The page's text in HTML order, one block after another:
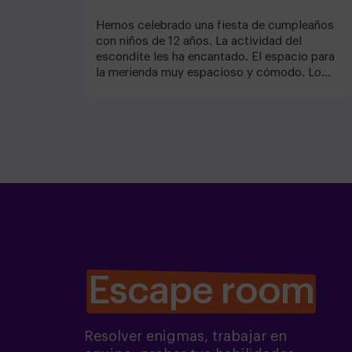
Hemos celebrado una fiesta de cumpleaños
con niños de 12 años. La actividad del
escondite les ha encantado. El espacio para
la merienda muy espacioso y cómodo. Lo
Escape room
Resolver enigmas, trabajar en